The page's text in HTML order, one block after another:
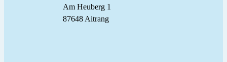
Am Heuberg 1
87648 Aitrang